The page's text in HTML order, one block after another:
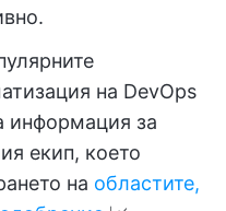
на DevOps
информация за
екип, което
на областите,